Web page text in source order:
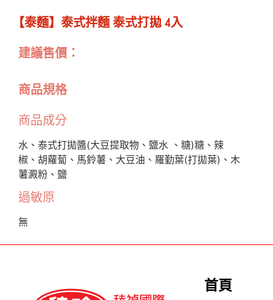
【泰麵】泰式拌麵 泰式打拋 4入
建議售價：
商品規格
商品成分
水、泰式打拋醬(大豆提取物、鹽水 、糖)糖、辣
椒、胡蘿蔔、馬鈴薯、大豆油、羅勤葉(打拋葉)、木
薯澱粉、鹽
過敏原
無
首頁